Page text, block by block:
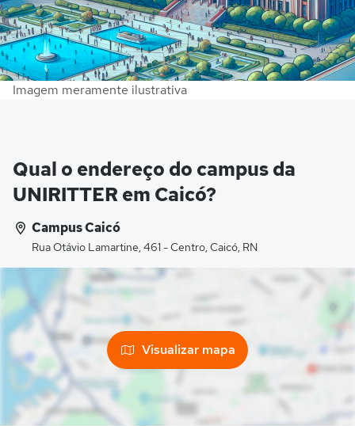
Imagem meramente ilustrativa
Qual o endereço do campus da
UNIRITTER em Caicó?
Campus Caicó
Rua Otávio Lamartine, 461 - Centro, Caicó, RN
Visualizar mapa